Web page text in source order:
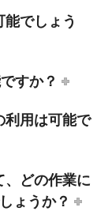
でしょう
すか？
利用は可能で
、どの作業に
ょうか？